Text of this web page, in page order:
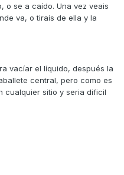
o se a caído. Una vez veais
va, o tirais de ella y la
vacíar el líquido, después la
central, pero como es
cualquier sitio y seria dificil